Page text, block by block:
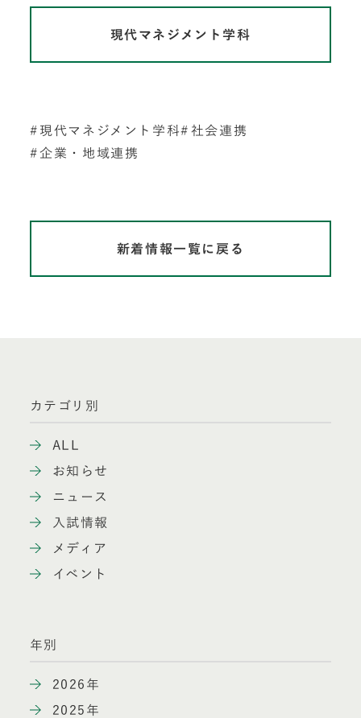
現代マネジメント学科
現代マネジメント学科
社会連携
企業・地域連携
新着情報一覧に戻る
カテゴリ別
ALL
お知らせ
ニュース
入試情報
メディア
イベント
年別
2026年
2025年